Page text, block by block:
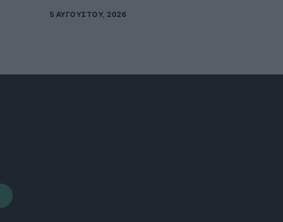
5 ΑΥΓΟΎΣΤΟΥ, 2026